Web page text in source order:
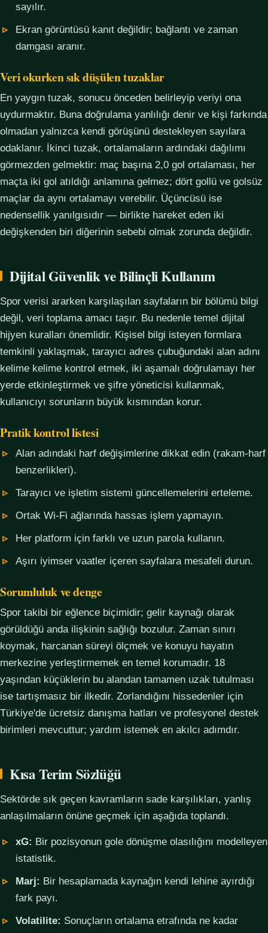
sayılır.
Ekran görüntüsü kanıt değildir; bağlantı ve zaman
damgası aranır.
Veri okurken sık düşülen tuzaklar
En yaygın tuzak, sonucu önceden belirleyip veriyi ona
uydurmaktır. Buna doğrulama yanlılığı denir ve kişi farkında
olmadan yalnızca kendi görüşünü destekleyen sayılara
odaklanır. İkinci tuzak, ortalamaların ardındaki dağılımı
görmezden gelmektir: maç başına 2,0 gol ortalaması, her
maçta iki gol atıldığı anlamına gelmez; dört gollü ve golsüz
maçlar da aynı ortalamayı verebilir. Üçüncüsü ise
nedensellik yanılgısıdır — birlikte hareket eden iki
değişkenden biri diğerinin sebebi olmak zorunda değildir.
Dijital Güvenlik ve Bilinçli Kullanım
Spor verisi ararken karşılaşılan sayfaların bir bölümü bilgi
değil, veri toplama amacı taşır. Bu nedenle temel dijital
hijyen kuralları önemlidir. Kişisel bilgi isteyen formlara
temkinli yaklaşmak, tarayıcı adres çubuğundaki alan adını
kelime kelime kontrol etmek, iki aşamalı doğrulamayı her
yerde etkinleştirmek ve şifre yöneticisi kullanmak,
kullanıcıyı sorunların büyük kısmından korur.
Pratik kontrol listesi
Alan adındaki harf değişimlerine dikkat edin (rakam-harf
benzerlikleri).
Tarayıcı ve işletim sistemi güncellemelerini erteleme.
Ortak Wi-Fi ağlarında hassas işlem yapmayın.
Her platform için farklı ve uzun parola kullanın.
Aşırı iyimser vaatler içeren sayfalara mesafeli durun.
Sorumluluk ve denge
Spor takibi bir eğlence biçimidir; gelir kaynağı olarak
görüldüğü anda ilişkinin sağlığı bozulur. Zaman sınırı
koymak, harcanan süreyi ölçmek ve konuyu hayatın
merkezine yerleştirmemek en temel korumadır. 18
yaşından küçüklerin bu alandan tamamen uzak tutulması
ise tartışmasız bir ilkedir. Zorlandığını hissedenler için
Türkiye'de ücretsiz danışma hatları ve profesyonel destek
birimleri mevcuttur; yardım istemek en akılcı adımdır.
Kısa Terim Sözlüğü
Sektörde sık geçen kavramların sade karşılıkları, yanlış
anlaşılmaların önüne geçmek için aşağıda toplandı.
xG: Bir pozisyonun gole dönüşme olasılığını modelleyen
istatistik.
Marj: Bir hesaplamada kaynağın kendi lehine ayırdığı
fark payı.
Volatilite: Sonuçların ortalama etrafında ne kadar